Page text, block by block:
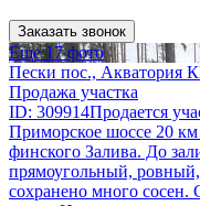
Заказать звонок
Еще 17 фото
Пески пос., Акватория
Продажа участка
ID: 309914Продается
Приморское шоссе 20 км
финского Залива. До
прямоугольный,
сохранено много сосен.